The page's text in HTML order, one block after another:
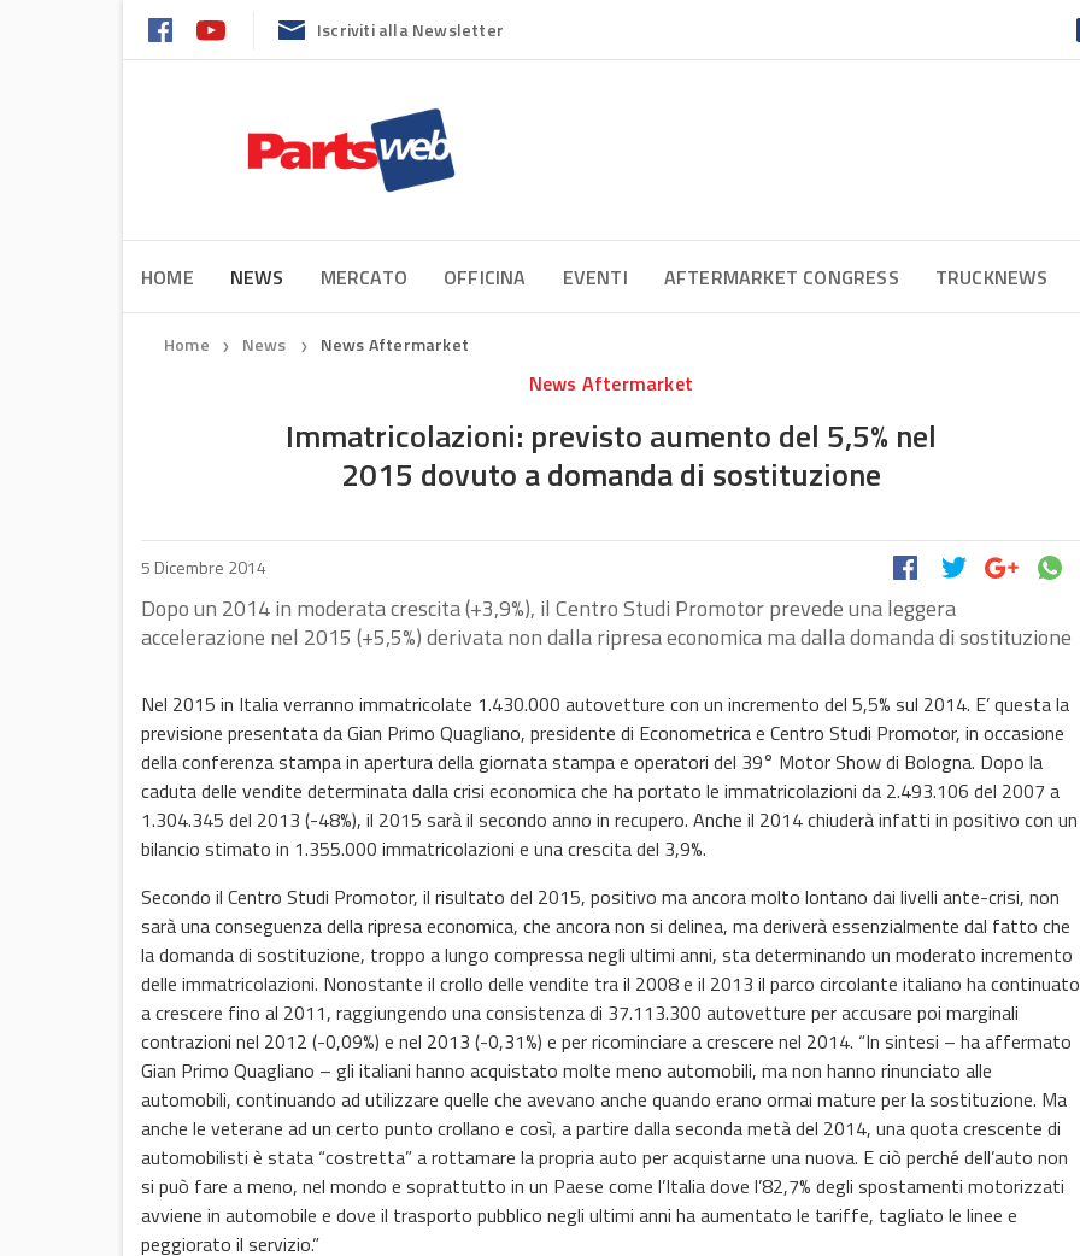
Iscriviti alla Newsletter
HOME NEWS MERCATO OFFICINA EVENTI AFTERMARKET CONGRESS TRUCKNEWS
Home ❯ News ❯ News Aftermarket
News Aftermarket
Immatricolazioni: previsto aumento del 5,5% nel
2015 dovuto a domanda di sostituzione
5 Dicembre 2014
Dopo un 2014 in moderata crescita (+3,9%), il Centro Studi Promotor prevede una leggera
accelerazione nel 2015 (+5,5%) derivata non dalla ripresa economica ma dalla domanda di sostituzione
Nel 2015 in Italia verranno immatricolate 1.430.000 autovetture con un incremento del 5,5% sul 2014. E’ questa la
previsione presentata da Gian Primo Quagliano, presidente di Econometrica e Centro Studi Promotor, in occasione
della conferenza stampa in apertura della giornata stampa e operatori del 39° Motor Show di Bologna. Dopo la
caduta delle vendite determinata dalla crisi economica che ha portato le immatricolazioni da 2.493.106 del 2007 a
1.304.345 del 2013 (-48%), il 2015 sarà il secondo anno in recupero. Anche il 2014 chiuderà infatti in positivo con un
bilancio stimato in 1.355.000 immatricolazioni e una crescita del 3,9%.
Secondo il Centro Studi Promotor, il risultato del 2015, positivo ma ancora molto lontano dai livelli ante-crisi, non
sarà una conseguenza della ripresa economica, che ancora non si delinea, ma deriverà essenzialmente dal fatto che
la domanda di sostituzione, troppo a lungo compressa negli ultimi anni, sta determinando un moderato incremento
delle immatricolazioni. Nonostante il crollo delle vendite tra il 2008 e il 2013 il parco circolante italiano ha continuato
a crescere fino al 2011, raggiungendo una consistenza di 37.113.300 autovetture per accusare poi marginali
contrazioni nel 2012 (-0,09%) e nel 2013 (-0,31%) e per ricominciare a crescere nel 2014. “In sintesi – ha affermato
Gian Primo Quagliano – gli italiani hanno acquistato molte meno automobili, ma non hanno rinunciato alle
automobili, continuando ad utilizzare quelle che avevano anche quando erano ormai mature per la sostituzione. Ma
anche le veterane ad un certo punto crollano e così, a partire dalla seconda metà del 2014, una quota crescente di
automobilisti è stata “costretta” a rottamare la propria auto per acquistarne una nuova. E ciò perché dell’auto non
si può fare a meno, nel mondo e soprattutto in un Paese come l’Italia dove l’82,7% degli spostamenti motorizzati
avviene in automobile e dove il trasporto pubblico negli ultimi anni ha aumentato le tariffe, tagliato le linee e
peggiorato il servizio.”